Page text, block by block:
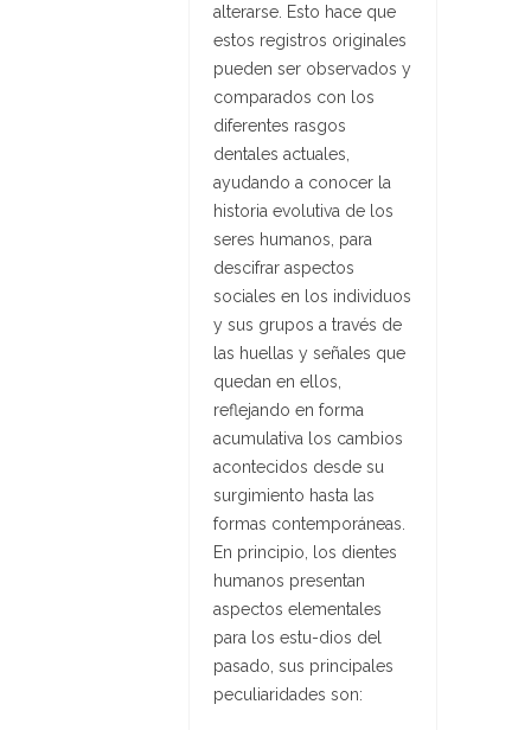
alterarse. Esto hace que
estos registros originales
pueden ser observados y
comparados con los
diferentes rasgos
dentales actuales,
ayudando a conocer la
historia evolutiva de los
seres humanos, para
descifrar aspectos
sociales en los individuos
y sus grupos a través de
las huellas y señales que
quedan en ellos,
reflejando en forma
acumulativa los cambios
acontecidos desde su
surgimiento hasta las
formas contemporáneas.
En principio, los dientes
humanos presentan
aspectos elementales
para los estu-dios del
pasado, sus principales
peculiaridades son: